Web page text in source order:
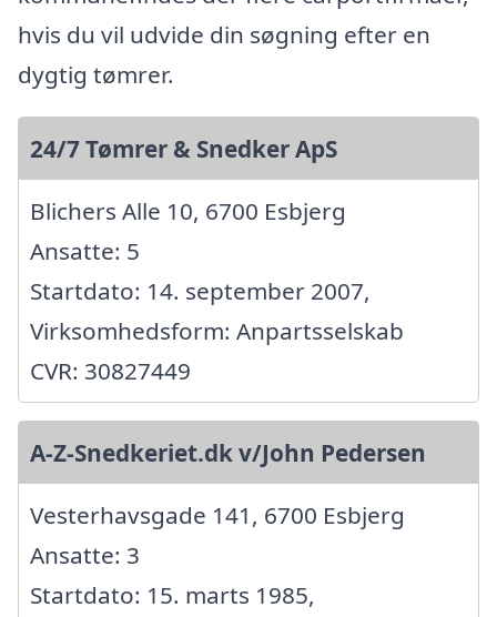
hvis du vil udvide din søgning efter en
dygtig tømrer.
24/7 Tømrer & Snedker ApS
Blichers Alle 10, 6700 Esbjerg
Ansatte: 5
Startdato: 14. september 2007,
Virksomhedsform: Anpartsselskab
CVR: 30827449
A-Z-Snedkeriet.dk v/John Pedersen
Vesterhavsgade 141, 6700 Esbjerg
Ansatte: 3
Startdato: 15. marts 1985,